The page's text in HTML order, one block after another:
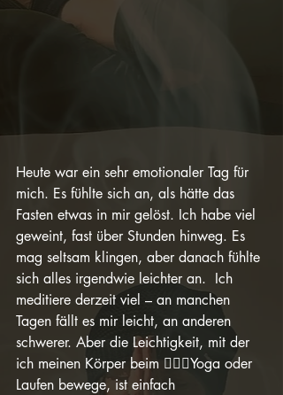
Heute war ein sehr emotionaler Tag für
mich. Es fühlte sich an, als hätte das
Fasten etwas in mir gelöst. Ich habe viel
geweint, fast über Stunden hinweg. Es
mag seltsam klingen, aber danach fühlte
sich alles irgendwie leichter an.  Ich
meditiere derzeit viel – an manchen
Tagen fällt es mir leicht, an anderen
schwerer. Aber die Leichtigkeit, mit der
ich meinen Körper beim 🧘🏻‍♀️Yoga oder
Laufen bewege, ist einfach